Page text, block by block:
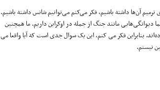
ترمیم آن‌ها داشته باشیم، فکر می‌کنم می‌توانیم شانس داشته باشیم.
مانند جنگ از جمله در اوکراین داریم. ما همچنین
بنابراین فکر می کنم، این یک سوال جدی است که آیا واقعا می
نیستم.